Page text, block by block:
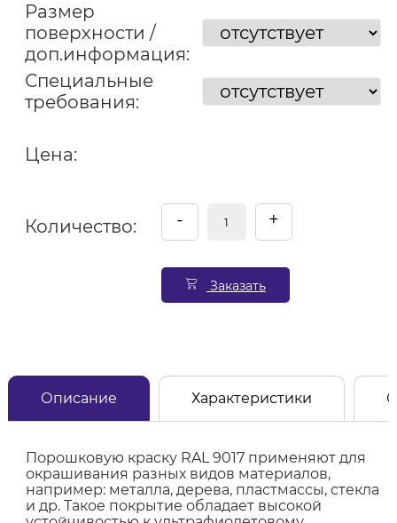
Размер
поверхности /
доп.информация:
Специальные
требования:
Цена:
Количество: - +
Заказать
Описание Характеристики
Порошковую краску RAL 9017 применяют для
окрашивания разных видов материалов,
например: металла, дерева, пластмассы, стекла
и др. Такое покрытие обладает высокой